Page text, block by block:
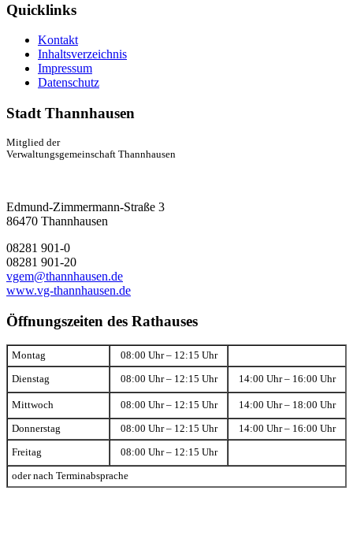
Quicklinks
Kontakt
Inhaltsverzeichnis
Impressum
Datenschutz
Stadt Thannhausen
Mitglied der
Verwaltungsgemeinschaft Thannhausen
Edmund-Zimmermann-Straße 3
86470 Thannhausen
08281 901-0
08281 901-20
vgem@thannhausen.de
www.vg-thannhausen.de
Öffnungszeiten des Rathauses
Montag 08:00 Uhr – 12:15 Uhr
Dienstag 08:00 Uhr – 12:15 Uhr 14:00 Uhr – 16:00 Uhr
Mittwoch 08:00 Uhr – 12:15 Uhr 14:00 Uhr – 18:00 Uhr
Donnerstag 08:00 Uhr – 12:15 Uhr 14:00 Uhr – 16:00 Uhr
Freitag 08:00 Uhr – 12:15 Uhr
oder nach Terminabsprache